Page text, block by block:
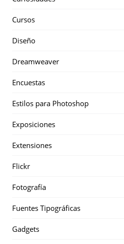
Cursos
Diseño
Dreamweaver
Encuestas
Estilos para Photoshop
Exposiciones
Extensiones
Flickr
Fotografía
Fuentes Tipográficas
Gadgets